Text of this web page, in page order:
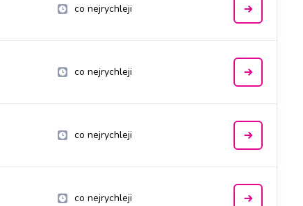
co nejrychleji
co nejrychleji
co nejrychleji
co nejrychleji